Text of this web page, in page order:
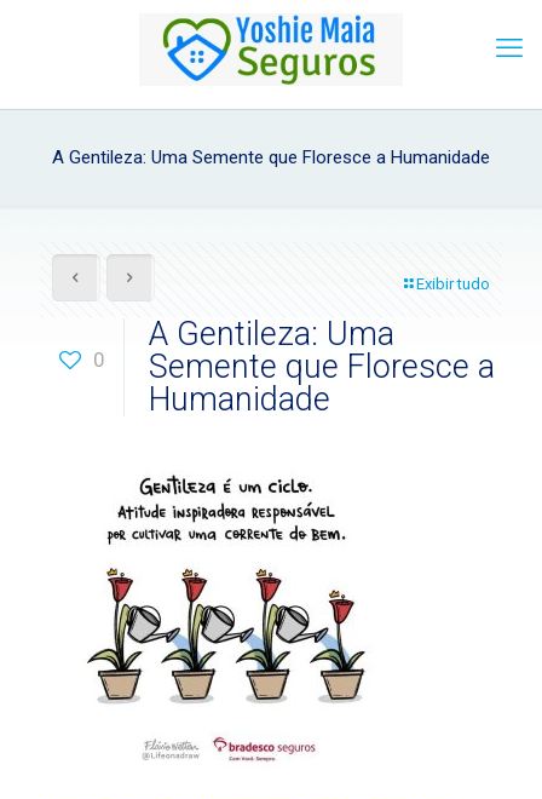
A Gentileza: Uma Semente que Floresce a Humanidade
Exibir tudo
0
A Gentileza: Uma
Semente que Floresce a
Humanidade